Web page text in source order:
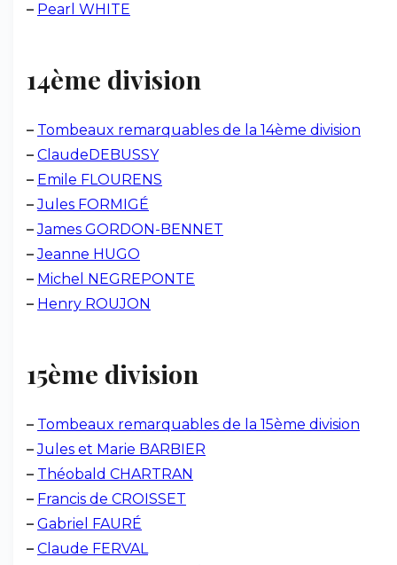
– Pearl WHITE
14ème division
– Tombeaux remarquables de la 14ème division
– ClaudeDEBUSSY
– Emile FLOURENS
– Jules FORMIGÉ
– James GORDON-BENNET
– Jeanne HUGO
– Michel NEGREPONTE
– Henry ROUJON
15ème division
– Tombeaux remarquables de la 15ème division
– Jules et Marie BARBIER
– Théobald CHARTRAN
– Francis de CROISSET
– Gabriel FAURÉ
– Claude FERVAL